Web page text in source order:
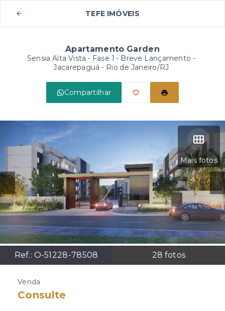
TEFE IMÓVEIS
Apartamento Garden
Sensia Alta Vista - Fase 1 - Breve Lançamento -
Jacarepaguá - Rio de Janeiro/RJ
Compartilhar
Mais fotos
Ref.: O-51228-78508 28 fotos
Venda
Consulte